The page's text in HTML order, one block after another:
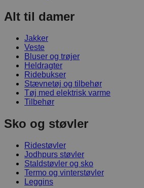
Alt til damer
Jakker
Veste
Bluser og trøjer
Heldragter
Ridebukser
Stævnetøj og tilbehør
Tøj med elektrisk varme
Tilbehør
Sko og støvler
Ridestøvler
Jodhpurs støvler
Staldstøvler og sko
Termo og vinterstøvler
Leggins